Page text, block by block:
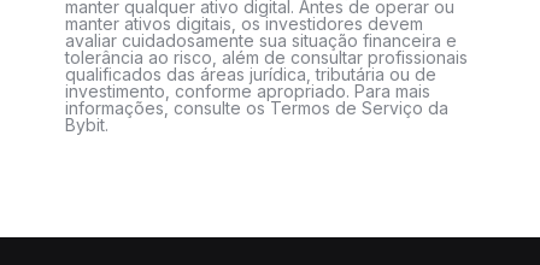
manter qualquer ativo digital. Antes de operar ou
manter ativos digitais, os investidores devem
avaliar cuidadosamente sua situação financeira e
tolerância ao risco, além de consultar profissionais
qualificados das áreas jurídica, tributária ou de
investimento, conforme apropriado. Para mais
informações, consulte os Termos de Serviço da
Bybit.